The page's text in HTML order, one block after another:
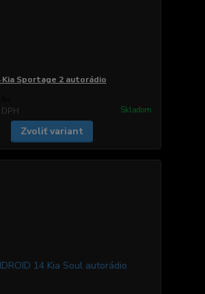
Kia Sportage 2 autorádio
Skladom
Zvoliť variant